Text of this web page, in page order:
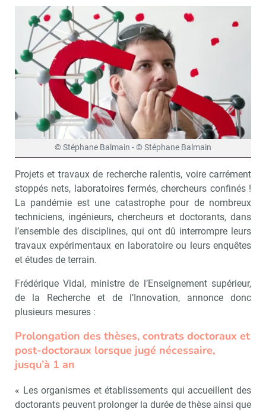
© Stéphane Balmain - © Stéphane Balmain
Projets et travaux de recherche ralentis, voire carrément
stoppés nets, laboratoires fermés, chercheurs confinés !
La pandémie est une catastrophe pour de nombreux
techniciens, ingénieurs, chercheurs et doctorants, dans
l’ensemble des disciplines, qui ont dû interrompre leurs
travaux expérimentaux en laboratoire ou leurs enquêtes
et études de terrain.
Frédérique Vidal, ministre de l’Enseignement supérieur,
de la Recherche et de l’Innovation, annonce donc
plusieurs mesures :
Prolongation des thèses, contrats doctoraux et
post-doctoraux lorsque jugé nécessaire,
jusqu’à 1 an
« Les organismes et établissements qui accueillent des
doctorants peuvent prolonger la durée de thèse ainsi que